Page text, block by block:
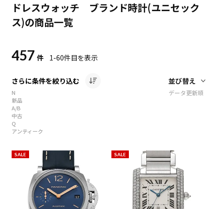
ドレスウォッチ ブランド時計(ユニセック
ス)の商品一覧
457 件 1-60件目を表示
さらに条件を絞り込む
N
新品
A/B
中古
Q
アンティーク
データ更新順
SALE SALE